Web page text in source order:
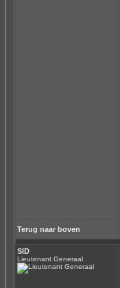
Terug naar boven
SID
Lieutenant Generaal